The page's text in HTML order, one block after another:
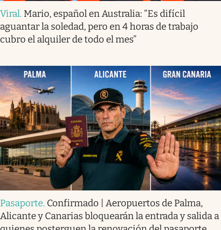
Viral. Mario, español en Australia: “Es difícil
aguantar la soledad, pero en 4 horas de trabajo
cubro el alquiler de todo el mes”
Pasaporte. Confirmado | Aeropuertos de Palma,
Alicante y Canarias bloquearán la entrada y salida a